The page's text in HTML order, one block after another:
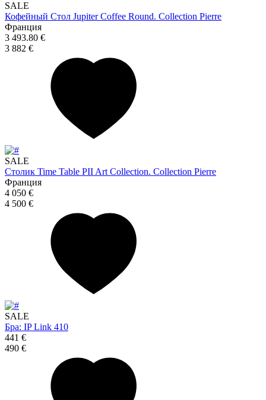
SALE
Кофейный Стол Jupiter Coffee Round. Collection Pierre
Франция
3 493.80 €
3 882 €
SALE
Столик Time Table PII Art Collection. Collection Pierre
Франция
4 050 €
4 500 €
SALE
Бра: IP Link 410
441 €
490 €